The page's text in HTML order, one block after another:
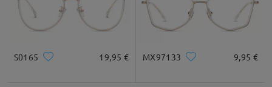
S0165 19,95 € MX97133 9,95 €